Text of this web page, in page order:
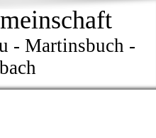
- Martinsbuch -